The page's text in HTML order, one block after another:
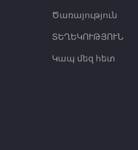
Ծառայություն
ՏԵՂԵԿՈՒԹՅՈՒՆ
Կապ մեզ հետ